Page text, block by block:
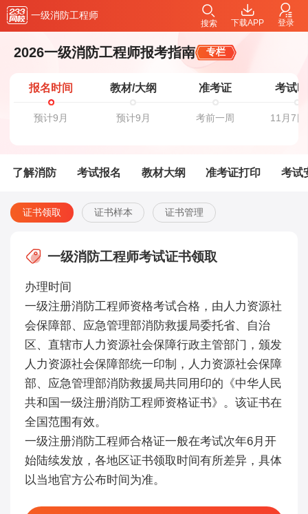
一级消防工程师
下载APP 登录
搜索
2026一级消防工程师报考指南 专栏
报名时间
预计9月
教材/大纲
预计9月
准考证
考前一周
考试
11月7
了解消防 考试报名 教材大纲 准考证打印 考试
证书领取 证书样本 证书管理
一级消防工程师考试证书领取
办理时间
一级注册消防工程师资格考试合格，由人力资源社
会保障部、应急管理部消防救援局委托省、自治
区、直辖市人力资源社会保障行政主管部门，颁发
人力资源社会保障部统一印制，人力资源社会保障
部、应急管理部消防救援局共同用印的《中华人民
共和国一级注册消防工程师资格证书》。该证书在
全国范围有效。
一级注册消防工程师合格证一般在考试次年6月开
始陆续发放，各地区证书领取时间有所差异，具体
以当地官方公布时间为准。